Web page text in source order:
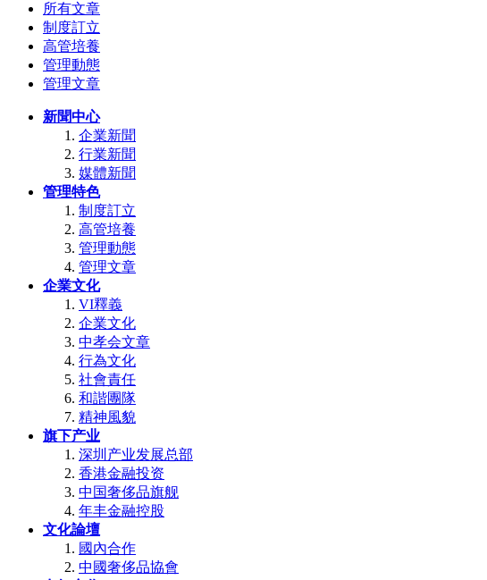
所有文章
制度訂立
高管培養
管理動態
管理文章
新聞中心
企業新聞
行業新聞
媒體新聞
管理特色
制度訂立
高管培養
管理動態
管理文章
企業文化
VI釋義
企業文化
中孝会文章
行為文化
社會責任
和諧團隊
精神風貌
旗下产业
深圳产业发展总部
香港金融投资
中国奢侈品旗舰
年丰金融控股
文化論壇
國內合作
中國奢侈品協會